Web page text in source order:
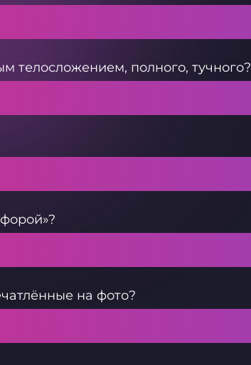
телосложением, полного, тучного?
на фото?